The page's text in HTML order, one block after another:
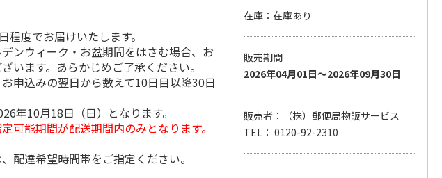
度でお届けいたします。
ンウィーク・お盆期間をはさむ場合、お
います。あらかじめご了承ください。
申込みの翌日から数えて10日目以降30日
年10月18日（日）となります。
可能期間が配送期間内のみとなります。
配達希望時間帯をご指定ください。
在庫：在庫あり
販売期間
2026年04月01日～2026年09月30日
販売者：（株）郵便局物販サービス
TEL： 0120-92-2310